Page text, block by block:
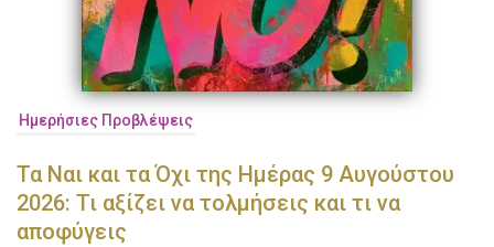
Ημερήσιες Προβλέψεις
Τα Ναι και τα Όχι της Ημέρας 9 Αυγούστου
2026: Τι αξίζει να τολμήσεις και τι να
αποφύγεις